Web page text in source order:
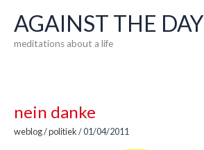
content
AGAINST THE DAY
meditations about a life
nein danke
weblog/politiek/01/04/2011